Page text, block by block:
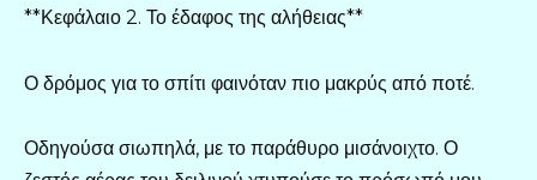
**Κεφάλαιο 2. Το έδαφος της αλήθειας**
Ο δρόμος για το σπίτι φαινόταν πιο μακρύς από ποτέ.
Οδηγούσα σιωπηλά, με το παράθυρο μισάνοιχτο. Ο